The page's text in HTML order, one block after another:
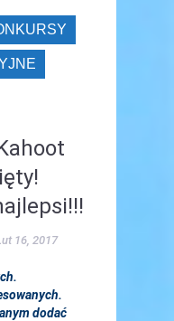
16, 2017
dodać